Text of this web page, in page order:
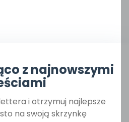
z najnowszymi
i otrzymuj najlepsze
na swoją skrzynkę